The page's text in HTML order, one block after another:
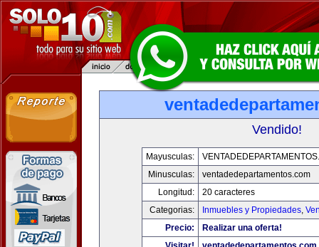
Vendido!
Mayusculas:
Minusculas:
ventadedepartamentos.com
Longitud:
20 caracteres
Categorias:
Inmuebles y Propiedades,
Precio:
Realizar una oferta!